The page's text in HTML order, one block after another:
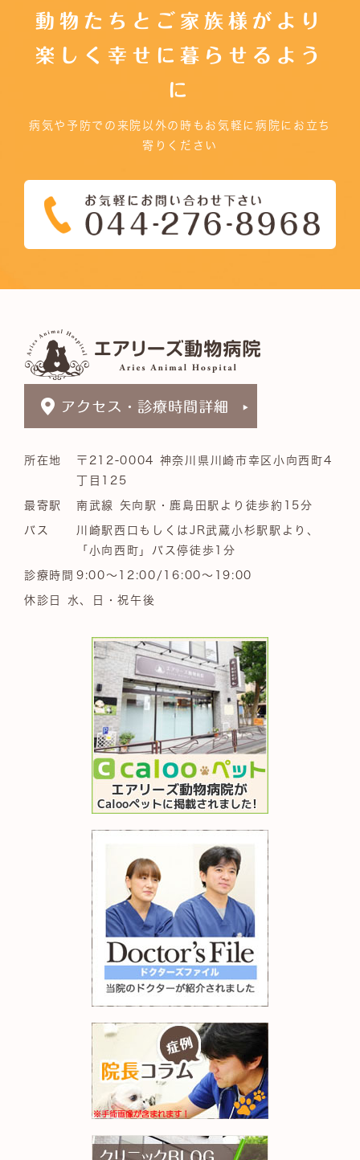
動物たちとご家族様がより
楽しく幸せに暮らせるよう
に
病気や予防での来院以外の時もお気軽に病院にお立ち
寄りください
所在地
〒212-0004 神奈川県川崎市幸区小向西町4
丁目125
最寄駅 南武線 矢向駅・鹿島田駅より徒歩約15分
バス
川崎駅西口もしくはJR武蔵小杉駅駅より、
「小向西町」バス停徒歩1分
診療時間 9:00～12:00/16:00～19:00
休診日 水、日・祝午後